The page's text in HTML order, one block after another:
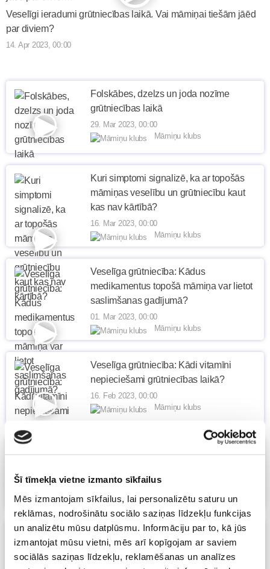
Šī tīmekļa vietne izmanto sīkfailus
Mēs izmantojam sīkfailus, lai personalizētu saturu un
reklāmas, nodrošinātu sociālo saziņas līdzekļu funkcijas
un analizētu mūsu datplūsmu. Informāciju par to, kā jūs
izmantojat mūsu vietni, mēs arī kopīgojam ar saviem
sociālās saziņas līdzekļu, reklamēšanas un analīzes
Veselīgi ieradumi grūtniecības laikā. Vai māmiņai tiešām jāēd
par diviem?
14. Apr 2023, 00:00
Folskābes, dzelzs un joda nozīme
grūtniecības laikā
29. Mar 2023, 00:00
Māmiņu klubs
Kuri simptomi signalizē, ka ar topošās
māmiņas veselību un grūtniecību kaut
kas nav kārtībā?
16. Mar 2023, 00:00
Māmiņu klubs
Veselīga grūtniecība: Kādus
medikamentus topošā māmiņa var lietot
saslimšanas gadījumā?
01. Mar 2023, 00:00
Māmiņu klubs
Veselīga grūtniecība: Kādi vitamīni
nepieciešami grūtniecības laikā?
16. Feb 2023, 00:00
Māmiņu klubs
02. Feb 2023, 00:00
Veselīga grūtniecība: Mazuļa plānošana
Māmiņu klubs